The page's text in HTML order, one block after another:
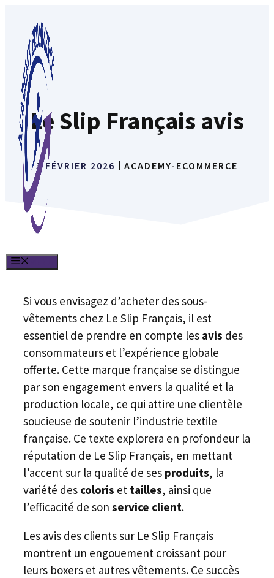
contenu
Le Slip Français avis
3 FÉVRIER 2026 ACADEMY-ECOMMERCE
Si vous envisagez d’acheter des sous-
vêtements chez Le Slip Français, il est
essentiel de prendre en compte les avis des
consommateurs et l’expérience globale
offerte. Cette marque française se distingue
par son engagement envers la qualité et la
production locale, ce qui attire une clientèle
soucieuse de soutenir l’industrie textile
française. Ce texte explorera en profondeur la
réputation de Le Slip Français, en mettant
l’accent sur la qualité de ses produits, la
variété des coloris et tailles, ainsi que
l’efficacité de son service client.
Les avis des clients sur Le Slip Français
montrent un engouement croissant pour
leurs boxers et autres vêtements. Ce succès